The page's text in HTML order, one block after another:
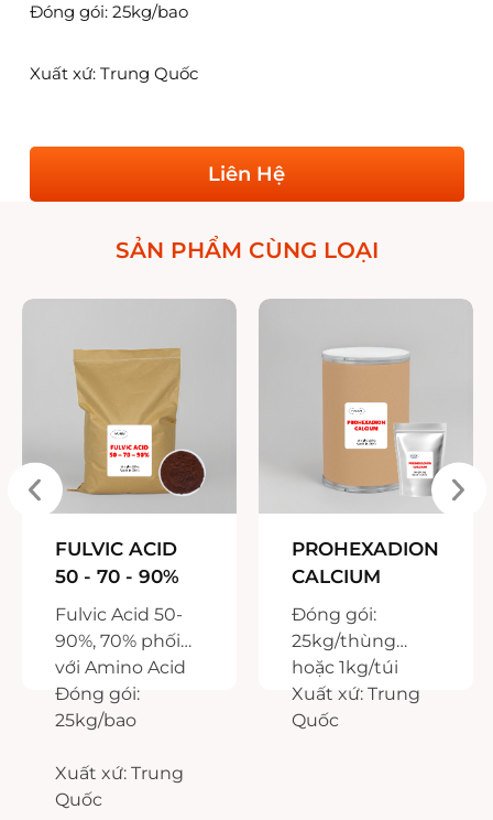
Đóng gói: 25kg/bao
Xuất xứ: Trung Quốc
Liên Hệ
SẢN PHẨM CÙNG LOẠI
FULVIC ACID
50 - 70 - 90%
Fulvic Acid 50-
90%, 70% phối
với Amino Acid
Đóng gói:
25kg/bao
Xuất xứ: Trung
Quốc
PROHEXADION
CALCIUM
Đóng gói:
25kg/thùng
hoặc 1kg/túi
Xuất xứ: Trung
Quốc